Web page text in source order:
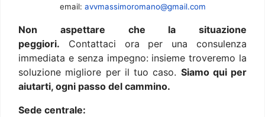
email: avvmassimoromano@gmail.com
Non aspettare che la situazione
peggiori. Contattaci ora per una consulenza
immediata e senza impegno: insieme troveremo la
soluzione migliore per il tuo caso. Siamo qui per
aiutarti, ogni passo del cammino.
Sede centrale: